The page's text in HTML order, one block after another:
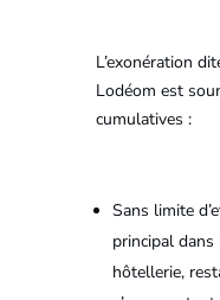
L’exonération
Lodéom est
cumulatives :
Sans limite
principal dans
hôtellerie,